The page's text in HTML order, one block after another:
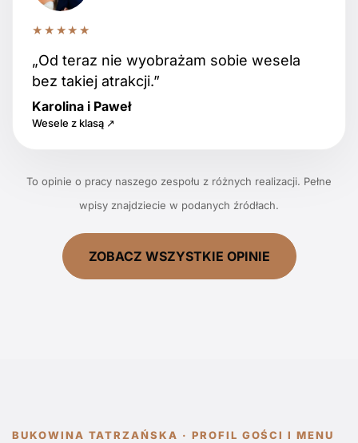
★★★★★
„Od teraz nie wyobrażam sobie wesela
bez takiej atrakcji.”
Karolina i Paweł
Wesele z klasą ↗
To opinie o pracy naszego zespołu z różnych realizacji. Pełne
wpisy znajdziecie w podanych źródłach.
ZOBACZ WSZYSTKIE OPINIE
BUKOWINA TATRZAŃSKA · PROFIL GOŚCI I MENU